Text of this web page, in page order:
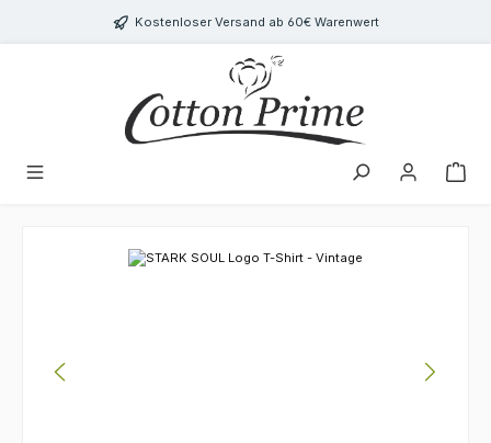
Zum Hauptinhalt springenKostenloser Versand ab 60€ Warenwert
Bildergalerie überspringen